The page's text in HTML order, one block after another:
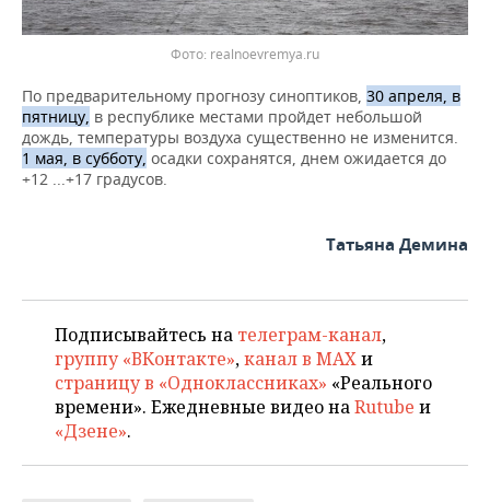
Фото: realnoevremya.ru
По предварительному прогнозу синоптиков, 30 апреля, в
пятницу, в республике местами пройдет небольшой
дождь, температуры воздуха существенно не изменится.
1 мая, в субботу, осадки сохранятся, днем ожидается до
+12 ...+17 градусов.
Татьяна Демина
Подписывайтесь на телеграм-канал,
группу «ВКонтакте»,канал в MAXи
страницу в «Одноклассниках» «Реального
времени». Ежедневные видео наRutube и
«Дзене».